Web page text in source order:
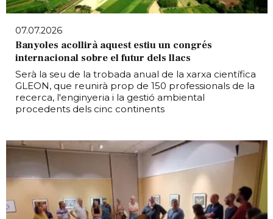
07.07.2026
Banyoles acollirà aquest estiu un congrés
internacional sobre el futur dels llacs
Serà la seu de la trobada anual de la xarxa científica
GLEON, que reunirà prop de 150 professionals de la
recerca, l'enginyeria i la gestió ambiental
procedents dels cinc continents